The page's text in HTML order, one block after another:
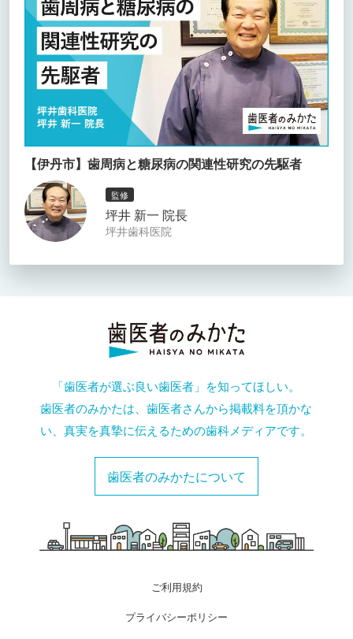
【伊丹市】歯周病と糖尿病の関連性研究の先駆者
監修
坪井 新一 院長
坪井歯科医院
「歯医者が選ぶ良い歯医者」を知ってほしい。
歯医者のみかたは、歯医者さんから掲載料を頂かな
い、真実を真摯に伝えるための歯科メディアです。
歯医者のみかたについて
ご利用規約
プライバシーポリシー